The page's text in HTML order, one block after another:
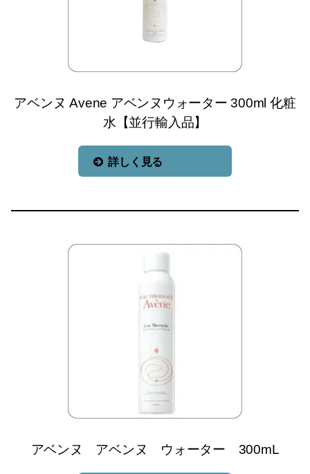
アベンヌ Avene アベンヌウォーター 300ml 化粧
水【並行輸入品】
詳しく見る
アベンヌ アベンヌ ウォーター 300mL